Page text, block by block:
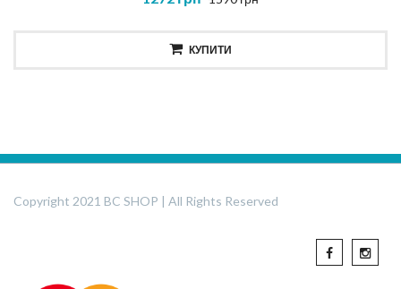
КУПИТИ
Copyright 2021 BC SHOP | All Rights Reserved